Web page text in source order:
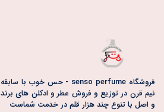
فروشگاه senso perfume - حس خوب با سابقه
نیم قرن در توزیع و فروش عطر و ادکلن های برند
و اصل با تنوع چند هزار قلم در خدمت شماست